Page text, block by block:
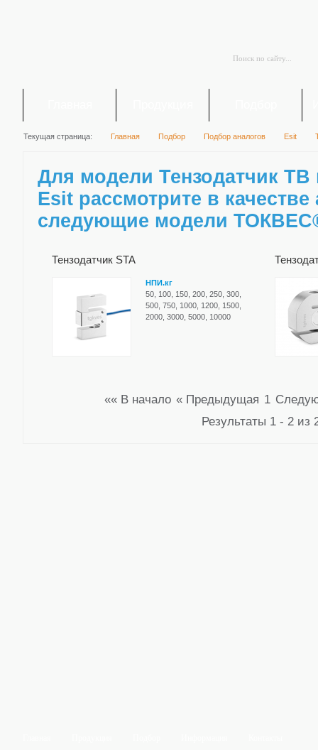
Текущая страница: Главная Подбор Подбор аналогов Esit
Для модели Тензодатчик TB
Esit рассмотрите в качестве
следующие модели
Тензодатчик STA
НПИ.кг
50, 100, 150, 200, 250, 300,
500, 750, 1000, 1200, 1500,
2000, 3000, 5000, 10000
«« В начало « Предыдущая 1
Результаты 1 - 2 из